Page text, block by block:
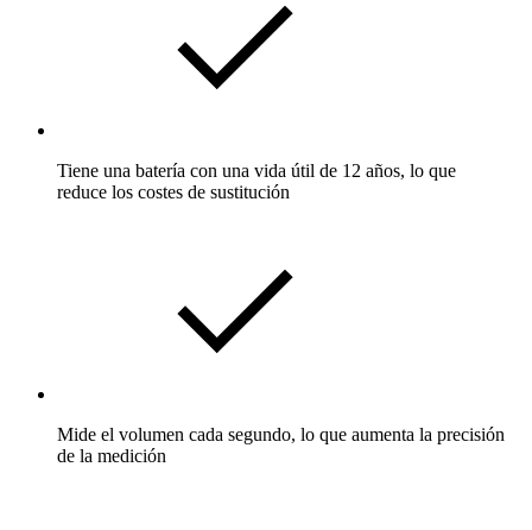
Tiene una batería con una vida útil de 12 años, lo que
reduce los costes de sustitución
Mide el volumen cada segundo, lo que aumenta la precisión
de la medición